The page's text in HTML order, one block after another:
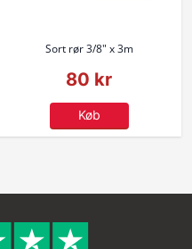
Sort rør 3/8" x 3m
80 kr
Køb